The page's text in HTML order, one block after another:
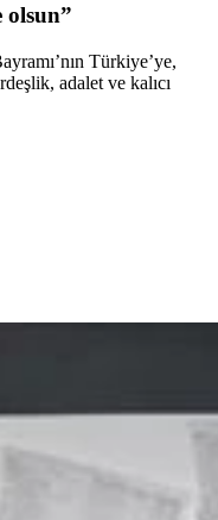
olsun”
Türkiye’ye,
adalet ve kalıcı